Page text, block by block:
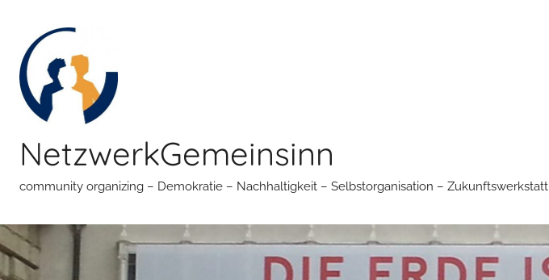
springen
NetzwerkGemeinsinn
community organizing – Demokratie – Nachhaltigkeit – Selbstorganisation – Zukunftswerkstatt